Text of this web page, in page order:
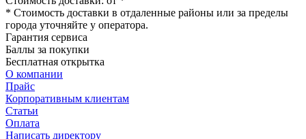
* Стоимость доставки в отдаленные районы или за пределы
города уточняйте у оператора.
Гарантия сервиса
Баллы за покупки
Бесплатная открытка
О компании
Прайс
Корпоративным клиентам
Статьи
Оплата
Написать директору